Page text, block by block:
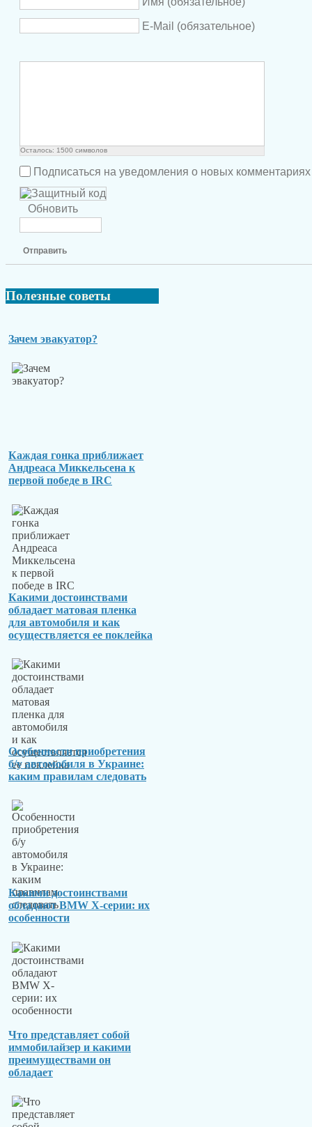
E-Mail (обязательное)
Осталось: 1500 символов
Подписаться на уведомления о новых комментариях
Обновить
Отправить
Полезные советы
Зачем эвакуатор?
Каждая гонка приближает
Андреаса Миккельсена к
первой победе в IRC
Какими достоинствами
обладает матовая пленка
для автомобиля и как
осуществляется ее поклейка
Особенности приобретения
б/у автомобиля в Украине:
каким правилам следовать
Какими достоинствами
обладают BMW X-серии: их
особенности
Что представляет собой
иммобилайзер и какими
преимуществами он
обладает